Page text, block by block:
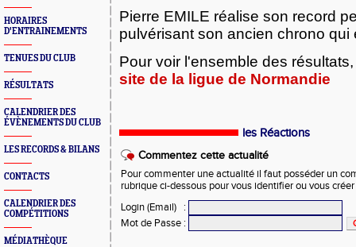
HORAIRES
D'ENTRAINEMENTS
TENUES DU CLUB
RÉSULTATS
CALENDRIER DES
ÉVÈNEMENTS DU CLUB
LES RECORDS & BILANS
CONTACTS
CALENDRIER DES
COMPÉTITIONS
MÉDIATHÈQUE
Pierre EMILE réalise son record
pulvérisant son ancien chrono qui
Pour voir l'ensemble des
site de la ligue de Normandie
les Réactions
Commentez cette actualité
Pour commenter une actualité il faut posséder un
rubrique ci-dessous pour vous identifier ou vous
Login (Email)
:
Mot de Passe :